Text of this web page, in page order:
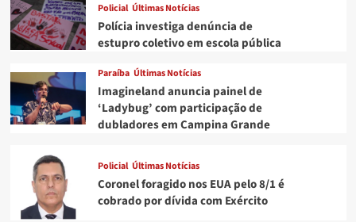
Policial Últimas Notícias
Polícia investiga denúncia de
estupro coletivo em escola pública
Paraíba Últimas Notícias
Imagineland anuncia painel de
‘Ladybug’ com participação de
dubladores em Campina Grande
Policial Últimas Notícias
Coronel foragido nos EUA pelo 8/1 é
cobrado por dívida com Exército